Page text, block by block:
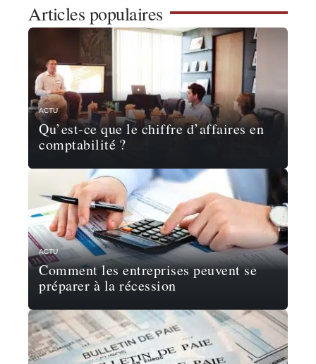
Articles populaires
ACTU
Qu’est-ce que le chiffre d’affaires en
comptabilité ?
ACTU
Comment les entreprises peuvent se
préparer à la récession